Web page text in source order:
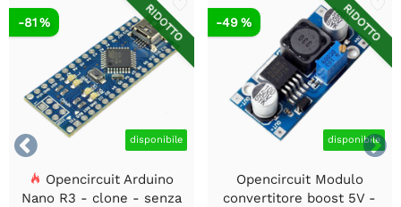


RIDOTTO
disponibile
-81 %
Opencircuit Arduino
Nano R3 - clone - senza
RIDOTTO
disponibile
-49 %
Opencircuit Modulo
convertitore boost 5V -